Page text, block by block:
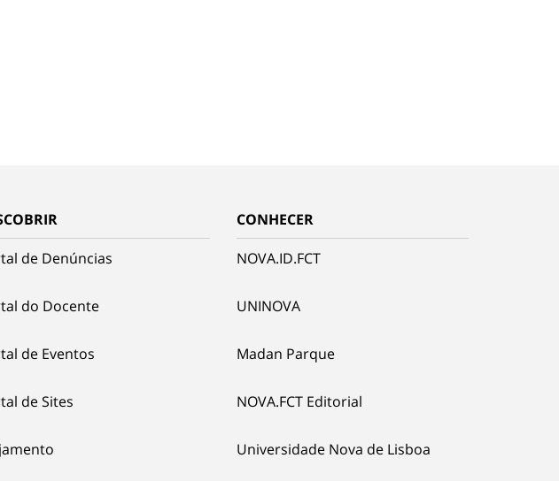
de Denúncias
do Docente
de Eventos
de Sites
CONHECER
NOVA.ID.FCT
UNINOVA
Madan Parque
NOVA.FCT Editorial
Universidade Nova de Lisboa